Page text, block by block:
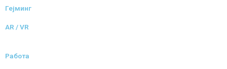
Гејминг
AR / VR
Работа